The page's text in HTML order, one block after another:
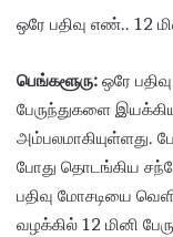
ஒரே பதிவு எண்.. 12
பெங்களூரு: ஒரே
பேருந்துகளை
அம்பலமாகியுள்ளது.
போது தொடங்கிய
பதிவு மோசடியை
வழக்கில் 12 மினி